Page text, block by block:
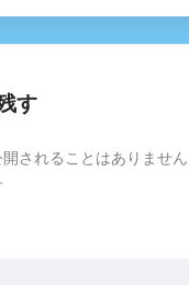
す
されることはありません